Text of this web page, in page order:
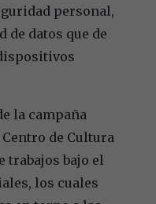
personal,
de datos que de
la campaña
Centro de Cultura
trabajos bajo el
los cuales